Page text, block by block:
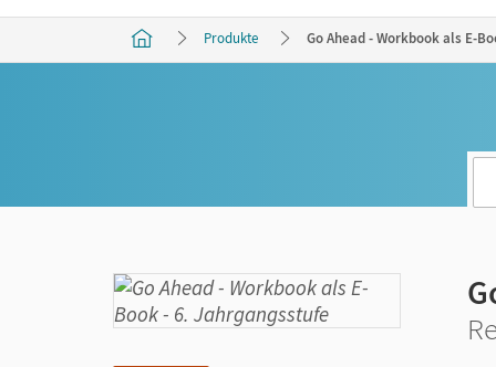
Produkte Go Ahead - Workbook als E-